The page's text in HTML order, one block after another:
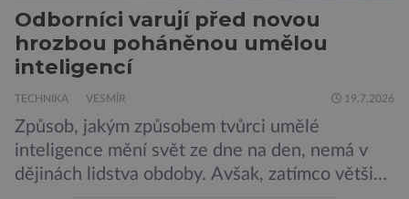
Odborníci varují před novou
hrozbou poháněnou umělou
inteligencí
TECHNIKA VESMÍR 19.7.2026
Způsob, jakým způsobem tvůrci umělé
inteligence mění svět ze dne na den, nemá v
dějinách lidstva obdoby. Avšak, zatímco většina